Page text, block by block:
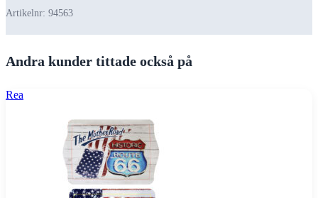
Artikelnr: 94563
Andra kunder tittade också på
Rea